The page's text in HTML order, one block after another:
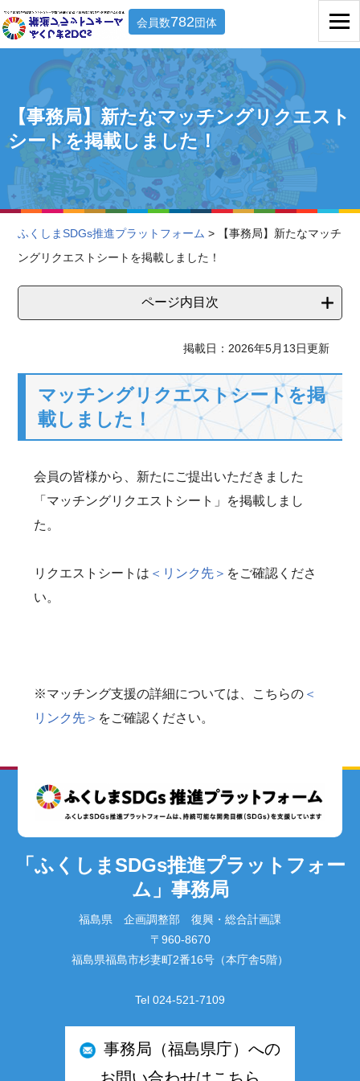
会員数782団体
【事務局】新たなマッチングリクエスト
シートを掲載しました！
ふくしまSDGs推進プラットフォーム > 【事務局】新たなマッチ
ングリクエストシートを掲載しました！
ページ内目次
掲載日：2026年5月13日更新
マッチングリクエストシートを掲
載しました！
会員の皆様から、新たにご提出いただきました
「マッチングリクエストシート」を掲載しまし
た。
リクエストシートは ＜リンク先＞ をご確認くださ
い。
※マッチング支援の詳細については、こちらの ＜
リンク先＞ をご確認ください。
「ふくしまSDGs推進プラットフォー
ム」事務局
福島県 企画調整部 復興・総合計画課
〒960-8670
福島県福島市杉妻町2番16号（本庁舎5階）
Tel 024-521-7109
事務局（福島県庁）への